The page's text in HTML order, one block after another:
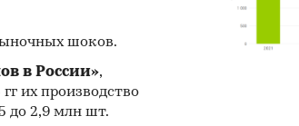
шоков.
в России»,
их производство
до 2,9 млн шт.